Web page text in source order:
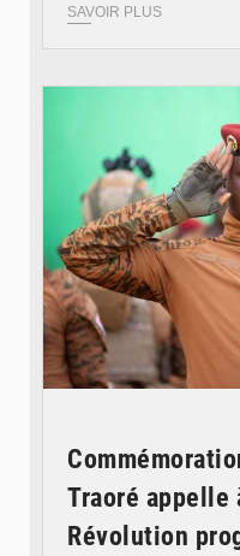
SAVOIR PLUS
Traoré appelle
Révolution